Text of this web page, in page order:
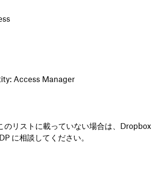
Access Manager
のリストに載っていない場合は、
に相談してください。